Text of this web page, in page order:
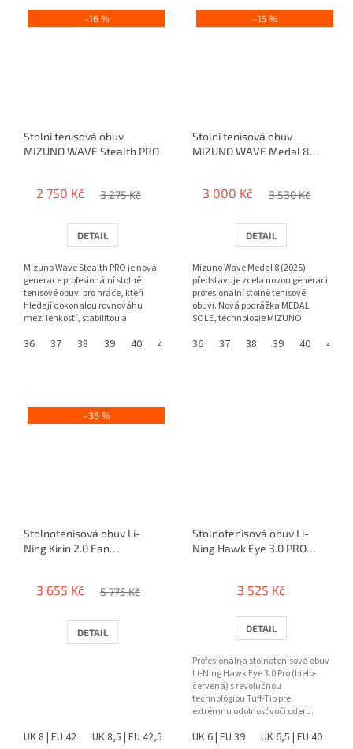
–16 %
Stolní tenisová obuv
MIZUNO WAVE Stealth PRO
2 750 Kč 3 275 Kč
DETAIL
Mizuno Wave Stealth PRO je nová
generace profesionální stolně
tenisové obuvi pro hráče, kteří
hledají dokonalou rovnováhu
mezi lehkostí, stabilitou a
36 37 38 39 40 41 42 43 44 45 46
–15 %
Stolní tenisová obuv
MIZUNO WAVE Medal 8
3 000 Kč 3 530 Kč
DETAIL
Mizuno Wave Medal 8 (2025)
představuje zcela novou generaci
profesionální stolně tenisové
obuvi. Nová podrážka MEDAL
SOLE, technologie MIZUNO
36 37 38 39 40 41
–36 %
Stolnotenisová obuv Li-
Ning Kirin 2.0 Fan
3 655 Kč 5 775 Kč
DETAIL
UK 8 | EU 42 UK 8,5 | EU 42,5
Stolnotenisová obuv Li-
Ning Hawk Eye 3.0 PRO
3 525 Kč
DETAIL
Profesionálna stolnotenisová obuv
Li-Ning Hawk Eye 3.0 Pro (bielo-
červená) s revolučnou
technológiou Tuff-Tip pre
extrémnu odolnosť voči oderu.
UK 6 | EU 39 UK 6,5 | EU 40